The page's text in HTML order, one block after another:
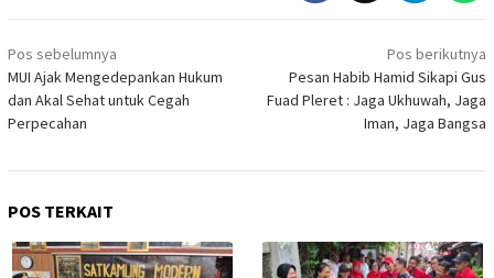
Navigasi
pos
Pos sebelumnya
MUI Ajak Mengedepankan Hukum
dan Akal Sehat untuk Cegah
Perpecahan
Pos berikutnya
Pesan Habib Hamid Sikapi Gus
Fuad Pleret : Jaga Ukhuwah, Jaga
Iman, Jaga Bangsa
POS TERKAIT